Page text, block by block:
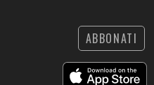
ABBONATI